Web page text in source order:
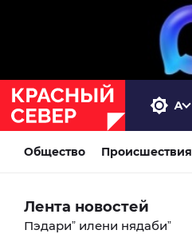
Общество Происшествия
Лента новостей
Пэдариˮ илени нядабиˮ